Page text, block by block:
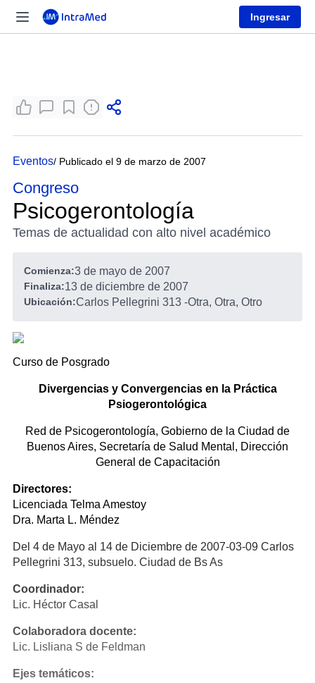
Ingresar
Eventos/ Publicado el 9 de marzo de 2007
Congreso
Psicogerontología
Temas de actualidad con alto nivel académico
Comienza:3 de mayo de 2007
Finaliza:13 de diciembre de 2007
Ubicación:Carlos Pellegrini 313 -Otra, Otra, Otro
Curso de Posgrado
Divergencias y Convergencias en la Práctica
Psiogerontológica
Red de Psicogerontología, Gobierno de la Ciudad de
Buenos Aires, Secretaría de Salud Mental, Dirección
General de Capacitación
Directores:
Licenciada Telma Amestoy
Dra. Marta L. Méndez
Del 4 de Mayo al 14 de Diciembre de 2007-03-09 Carlos
Pellegrini 313, subsuelo. Ciudad de Bs As
Coordinador:
Lic. Héctor Casal
Colaboradora docente:
Lic. Lisliana S de Feldman
Ejes temáticos: